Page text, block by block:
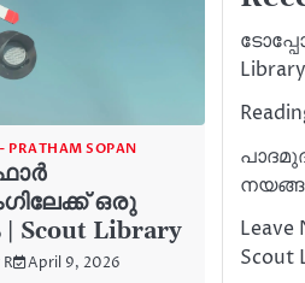
PRATHAM SOPAN
ഒരു
Scout Library
April 9, 2026
Library
Leave
Scout